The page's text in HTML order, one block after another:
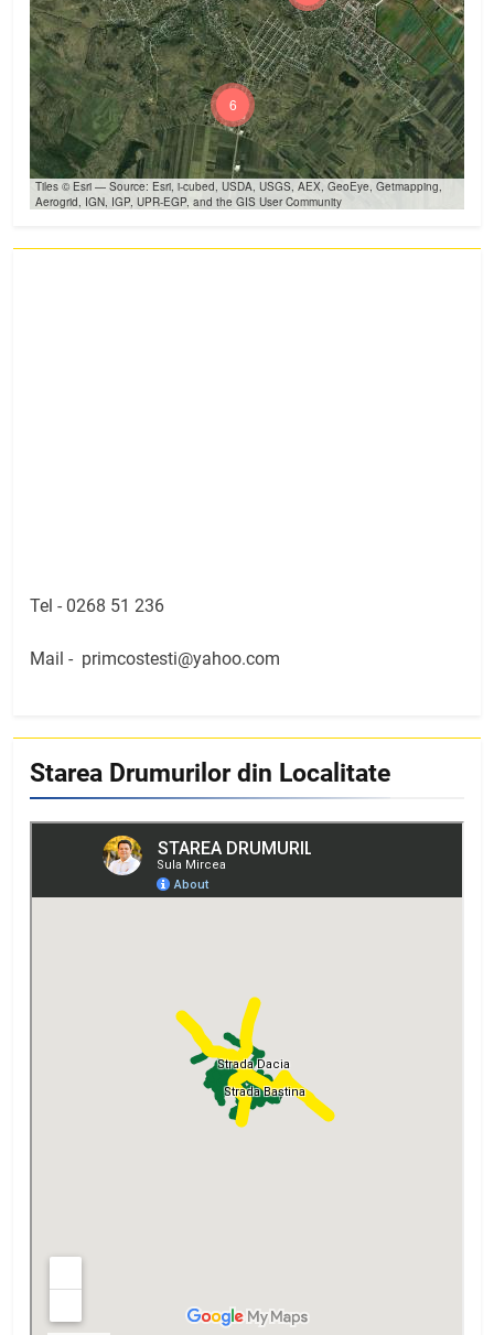
6
Tiles © Esri — Source: Esri, i-cubed, USDA, USGS, AEX, GeoEye, Getmapping,
Aerogrid, IGN, IGP, UPR-EGP, and the GIS User Community
Tel - 0268 51 236
Mail - primcostesti@yahoo.com
Starea Drumurilor din Localitate